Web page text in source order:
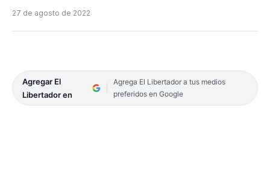
27 de agosto de 2022
Agregar El
Libertador en
Agrega El Libertador a tus medios
preferidos en Google